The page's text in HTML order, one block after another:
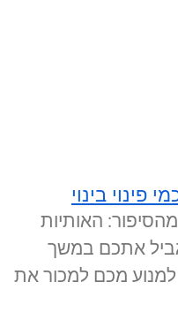
בינוי
האותיות
אתכם במשך
מכם למכור את